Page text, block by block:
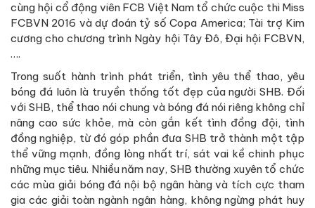
cùng hội cổ động viên FCB Việt Nam tổ chức cuộc thi Miss
FCBVN 2016 và dự đoán tỷ số Copa America; Tài trợ Kim
cương cho chương trình Ngày hội Tây Đô, Đại hội FCBVN,
….
Trong suốt hành trình phát triển, tình yêu thể thao, yêu
bóng đá luôn là truyền thống tốt đẹp của người SHB. Đối
với SHB, thể thao nói chung và bóng đá nói riêng không chỉ
nâng cao sức khỏe, mà còn gắn kết tình đồng đội, tình
đồng nghiệp, từ đó góp phần đưa SHB trở thành một tập
thể vững mạnh, đồng lòng nhất trí, sát vai kề chinh phục
những mục tiêu. Nhiều năm nay, SHB thường xuyên tổ chức
các mùa giải bóng đá nội bộ ngân hàng và tích cực tham
gia các giải toàn ngành ngân hàng, không ngừng phát huy